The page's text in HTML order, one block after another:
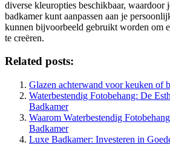
diverse kleuropties beschikbaar, waardoor
badkamer kunt aanpassen aan je
kunnen bijvoorbeeld gebruikt worden om
te creëren.
Related posts:
Glazen achterwand voor keuken of
Waterbestendig Fotobehang: De
Badkamer
Waarom Waterbestendig
Badkamer
Luxe Badkamer: Investeren in